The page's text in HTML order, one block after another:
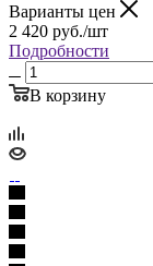
Варианты цен
2 420 руб./шт
Подробности
В корзину